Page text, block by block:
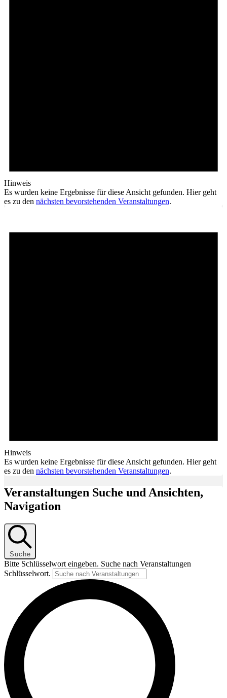
Hinweis
Es wurden keine Ergebnisse für diese Ansicht gefunden. Hier geht
es zu den nächsten bevorstehenden Veranstaltungen.
Hinweis
Es wurden keine Ergebnisse für diese Ansicht gefunden. Hier geht
es zu den nächsten bevorstehenden Veranstaltungen.
Veranstaltungen Suche und Ansichten,
Navigation
Suche
Bitte Schlüsselwort eingeben. Suche nach Veranstaltungen
Schlüsselwort.